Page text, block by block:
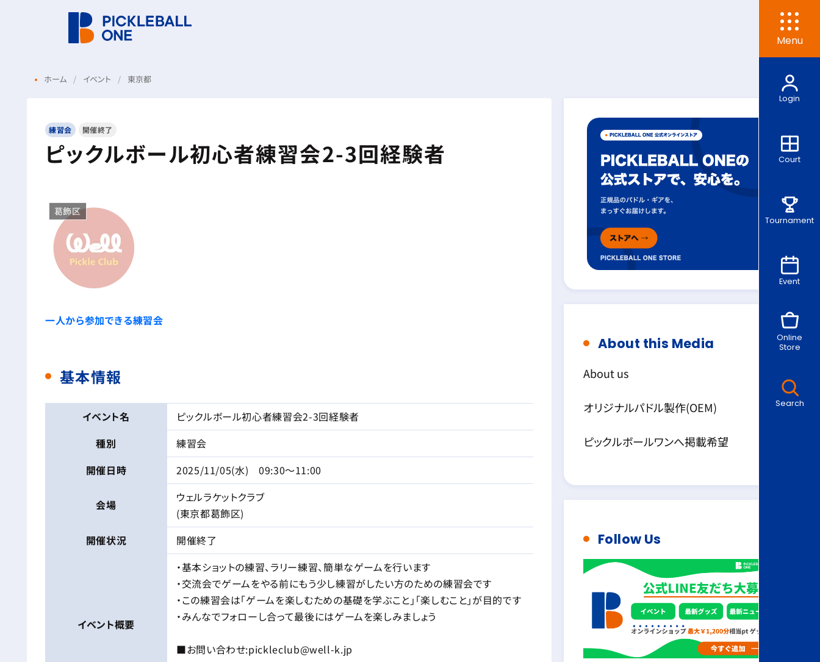
Menu
Login
Court
Tournament
Event
Online
Store
Search
ホーム イベント 東京都
練習会 開催終了
ピックルボール初心者練習会2-3回経験者
葛飾区
一人から参加できる練習会
基本情報
イベント名
ピックルボール初心者練習会2-3回経験者
種別
練習会
開催日時
2025/11/05(水) 09:30～11:00
会場
ウェルラケットクラブ
(東京都葛飾区)
開催状況
開催終了
イベント概要
・基本ショットの練習、ラリー練習、簡単なゲームを行います
・交流会でゲームをやる前にもう少し練習がしたい方のための練習会です
・この練習会は「ゲームを楽しむための基礎を学ぶこと」「楽しむこと」が目的です
・みんなでフォローし合って最後にはゲームを楽しみましょう
■お問い合わせ:pickleclub@well-k.jp
About this Media
About us
オリジナルパドル製作(OEM)
ピックルボールワンへ掲載希望
Follow Us